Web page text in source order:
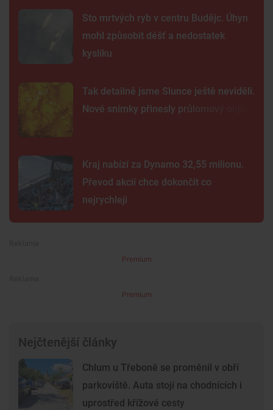
Sto mrtvých ryb v centru Budějc. Úhyn
mohl způsobit déšť a nedostatek
kyslíku
Tak detailně jsme Slunce ještě neviděli.
Nové snímky přinesly průlomový objev
Kraj nabízí za Dynamo 32,55 milionu.
Převod akcií chce dokončit co
nejrychleji
Premium
Premium
Nejčtenější články
Chlum u Třeboně se proměnil v obří
parkoviště. Auta stojí na chodnících i
uprostřed křížové cesty